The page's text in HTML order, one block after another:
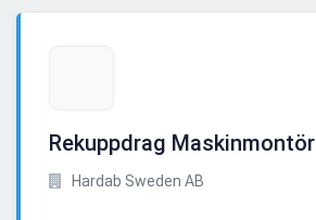
Rekuppdrag Maskinmontör
Hardab Sweden AB